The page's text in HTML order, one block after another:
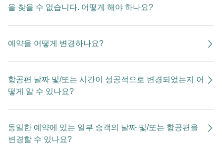
을 찾을 수 없습니다. 어떻게 해야 하나요?
예약을 어떻게 변경하나요?
항공편 날짜 및/또는 시간이 성공적으로 변경되었는지 어
떻게 알 수 있나요?
동일한 예약에 있는 일부 승객의 날짜 및/또는 항공편을
변경할 수 있나요?